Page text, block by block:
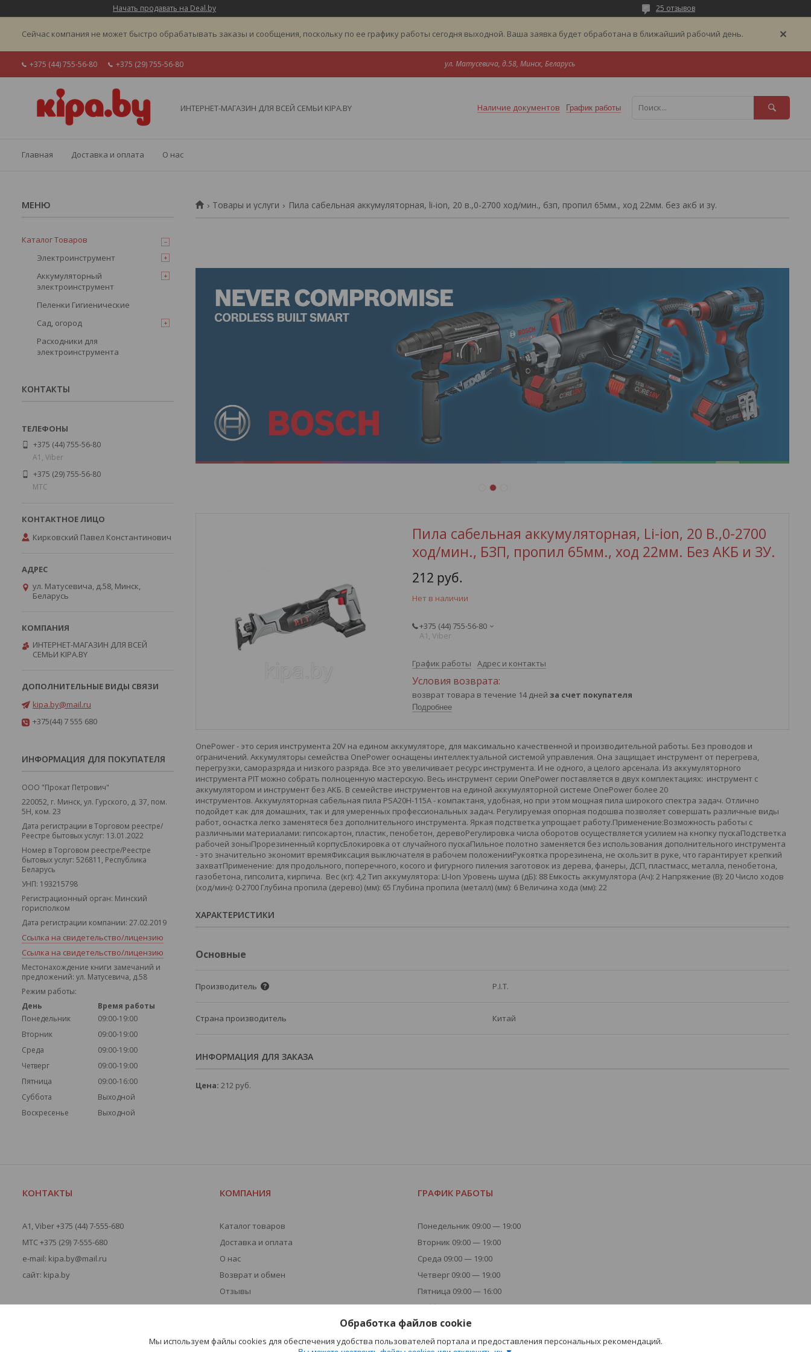
Начать продавать на Deal.by 25 отзывов
Сейчас компания не может быстро обрабатывать заказы и сообщения, поскольку по ее графику работы сегодня выходной. Ваша заявка будет обработана в ближайший рабочий день.
+375 (44) 755-56-80 +375 (29) 755-56-80 ул. Матусевича, д.58, Минск, Беларусь
ИНТЕРНЕТ-МАГАЗИН ДЛЯ ВСЕЙ СЕМЬИ KIPA.BY Наличие документов График работы
Главная Доставка и оплата О нас
Товары и услуги Пила сабельная аккумуляторная, li-ion, 20 в.,0-2700 ход/мин., бзп, пропил 65мм., ход 22мм. без акб и зу.
Пила сабельная аккумуляторная, Li-ion, 20 В.,0-2700
ход/мин., БЗП, пропил 65мм., ход 22мм. Без АКБ и ЗУ.
212 руб.
Нет в наличии
+375 (44) 755-56-80
А1, Viber
График работы Адрес и контакты
возврат товара в течение 14 дней за счет покупателя
Подробнее
OnePower - это серия инструмента 20V на едином аккумуляторе, для максимально качественной и производительной работы. Без проводов и
ограничений. Аккумуляторы семейства OnePower оснащены интеллектуальной системой управления. Она защищает инструмент от перегрева,
перегрузки, саморазряда и низкого разряда. Все это увеличивает ресурс инструмента. И не одного, а целого арсенала. Из аккумуляторного
инструмента PIT можно собрать полноценную мастерскую. Весь инструмент серии OnePower поставляется в двух комплектациях: инструмент с
аккумулятором и инструмент без АКБ. В семействе инструментов на единой аккумуляторной системе OnePower более 20
инструментов. Аккумуляторная сабельная пила PSA20H-115A - компактаня, удобная, но при этом мощная пила широкого спектра задач. Отлично
подойдет как для домашних, так и для умеренных профессиональных задач. Регулируемая опорная подошва позволяет совершать различные виды
работ, оснастка легко заменятеся без дополнительного инструмента. Яркая подстветка упрощает работу.Применение:Возможность работы с
различными материалами: гипсокартон, пластик, пенобетон, деревоРегулировка числа оборотов осуществляется усилием на кнопку пускаПодстветка
рабочей зоныПрорезиненный корпусБлокировка от случайного пускаПильное полотно заменяется без использования дополнительного инструмента
- это значительно экономит времяФиксация выключателя в рабочем положенииРукоятка прорезинена, не скользит в руке, что гарантирует крепкий
захватПрименение: для продольного, поперечного, косого и фигурного пиления заготовок из дерева, фанеры, ДСП, пластмасс, металла, пенобетона,
газобетона, гипсолита, кирпича. Вес (кг): 4,2 Тип аккумулятора: LI-Ion Уровень шума (дБ): 88 Емкость аккумулятора (Ач): 2 Напряжение (В): 20 Число ходов
(ход/мин): 0-2700 Глубина пропила (дерево) (мм): 65 Глубина пропила (металл) (мм): 6 Величина хода (мм): 22
ХАРАКТЕРИСТИКИ
Основные
Производитель P.I.T.
Страна производитель Китай
ИНФОРМАЦИЯ ДЛЯ ЗАКАЗА
Цена: 212 руб.
Каталог Товаров
Электроинструмент
Аккумуляторный
электроинструмент
Пеленки Гигиенические
Сад, огород
Расходники для
электроинструмента
КОНТАКТЫ
+375 (44) 755-56-80
А1, Viber
+375 (29) 755-56-80
МТС
Кирковский Павел Константинович
ул. Матусевича, д.58, Минск,
Беларусь
ИНТЕРНЕТ-МАГАЗИН ДЛЯ ВСЕЙ
СЕМЬИ KIPA.BY
kipa.by@mail.ru
+375(44) 7 555 680
ИНФОРМАЦИЯ ДЛЯ ПОКУПАТЕЛЯ
ООО "Прокат Петрович"
220052, г. Минск, ул. Гурского, д. 37, пом.
5Н, ком. 23
Дата регистрации в Торговом реестре/
Реестре бытовых услуг: 13.01.2022
Номер в Торговом реестре/Реестре
бытовых услуг: 526811, Республика
Беларусь
УНП: 193215798
Регистрационный орган: Минский
горисполком
Дата регистрации компании: 27.02.2019
Ссылка на свидетельство/лицензию
Ссылка на свидетельство/лицензию
Местонахождение книги замечаний и
предложений: ул. Матусевича, д.58
Режим работы:
День
Время работы
Понедельник
09:00-19:00
Вторник
09:00-19:00
Среда
09:00-19:00
Четверг
09:00-19:00
Пятница
09:00-16:00
Суббота
Выходной
Воскресенье
Выходной
КОНТАКТЫ
A1, Viber +375 (44) 7-555-680
МТС +375 (29) 7-555-680
e-mail: kipa.by@mail.ru
сайт: kipa.by
КОМПАНИЯ
Каталог товаров
Доставка и оплата
О нас
Возврат и обмен
Отзывы
ГРАФИК РАБОТЫ
Понедельник 09:00 — 19:00
Вторник 09:00 — 19:00
Среда 09:00 — 19:00
Четверг 09:00 — 19:00
Пятница 09:00 — 16:00
Суббота - Выходной
Воскресенье - Выходной
Обработка файлов cookie
Мы используем файлы cookies для обеспечения удобства пользователей портала и предоставления персональных рекомендаций.